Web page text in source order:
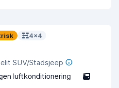
4x4
SUV/Stadsjeep
luftkonditionering 5